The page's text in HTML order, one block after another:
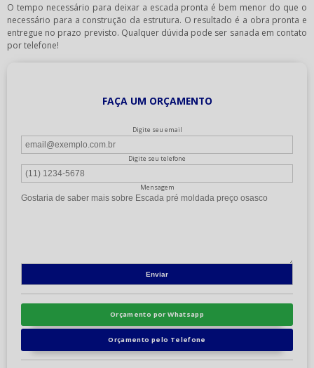
O tempo necessário para deixar a escada pronta é bem menor do que o
necessário para a construção da estrutura. O resultado é a obra pronta e
entregue no prazo previsto. Qualquer dúvida pode ser sanada em contato
por telefone!
FAÇA UM ORÇAMENTO
Digite seu email
Digite seu telefone
Mensagem
Orçamento por Whatsapp
Orçamento pelo Telefone